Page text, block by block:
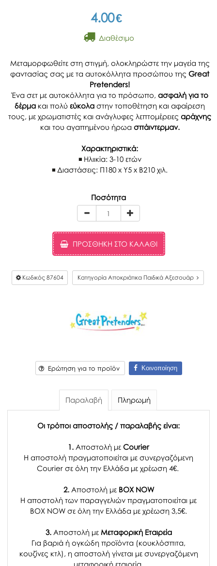
4.00€
Διαθέσιμο
Μεταμορφωθείτε στη στιγμή, ολοκληρώστε την μαγεία της
φαντασίας σας με τα αυτοκόλλητα προσώπου της Great
Pretenders!
Ένα σετ με αυτοκόλλητα για το πρόσωπο, ασφαλή για το
δέρμα και πολύ εύκολα στην τοποθέτηση και αφαίρεση
τους, με χρωματιστές και ανάγλυφες λεπτομέρειες αράχνης
και του αγαπημένου ήρωα σπάιντερμαν.
Χαρακτηριστικά:
Ηλιικία: 3-10 ετών
Διαστάσεις: Π180 x Y5 x Β210 χιλ.
Ποσότητα
ΠΡΟΣΘΉΚΗ ΣΤΟ ΚΑΛΆΘΙ
Κωδικός 87604 Κατηγορία Αποκριάτικα Παιδικά Αξεσουάρ
Ερώτηση για το προϊόν Κοινοποίηση
Παραλαβή Πληρωμή
Οι τρόποι αποστολής / παραλαβής είναι:
1. Αποστολή με Courier
Η αποστολή πραγματοποιείται με συνεργαζόμενη
Courier σε όλη την Ελλάδα με χρέωση 4€.
2. Αποστολή μεBOX NOW
Η αποστολή των παραγγελιών πραγματοποιείται με
BOX NOW σε όλη την Ελλάδα με χρέωση 3,5€.
3. Αποστολή μεΜεταφορική Εταιρεία
Για βαριά ή ογκώδη προϊόντα (κουκλόσπιτα,
κουζίνες κτλ), η αποστολή γίνεται με συνεργαζόμενη